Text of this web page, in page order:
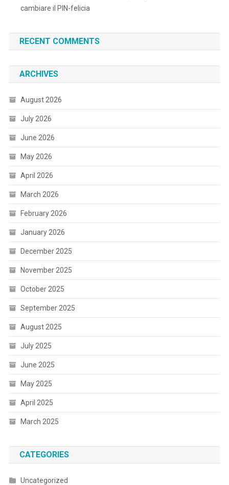
cambiare il PIN-felicia
RECENT COMMENTS
ARCHIVES
August 2026
July 2026
June 2026
May 2026
April 2026
March 2026
February 2026
January 2026
December 2025
November 2025
October 2025
September 2025
August 2025
July 2025
June 2025
May 2025
April 2025
March 2025
CATEGORIES
Uncategorized